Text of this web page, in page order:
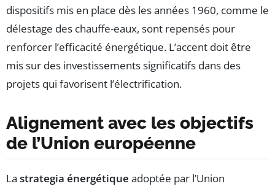
dispositifs mis en place dès les années 1960, comme le
délestage des chauffe-eaux, sont repensés pour
renforcer l’efficacité énergétique. L’accent doit être
mis sur des investissements significatifs dans des
projets qui favorisent l’électrification.
Alignement avec les objectifs
de l’Union européenne
La strategia énergétique adoptée par l’Union